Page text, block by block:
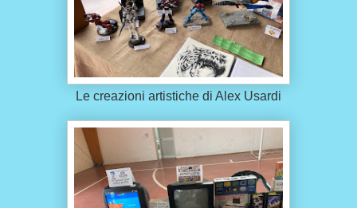
Le creazioni artistiche di Alex Usardi